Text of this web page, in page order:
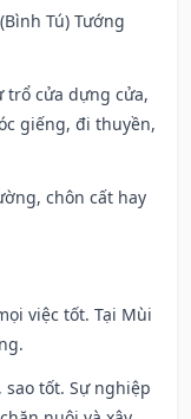
Tú) Tướng
trổ cửa dựng cửa,
giếng, đi thuyền,
chôn cất hay
việc tốt. Tại Mùi
sao tốt. Sự nghiệp